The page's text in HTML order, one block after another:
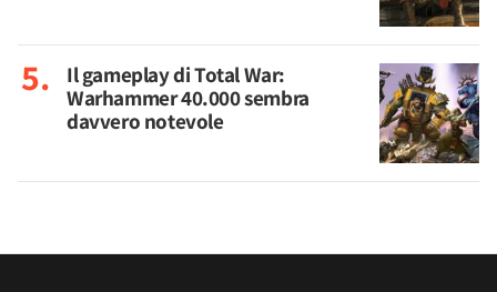
Il gameplay di Total War:
Warhammer 40.000 sembra
davvero notevole